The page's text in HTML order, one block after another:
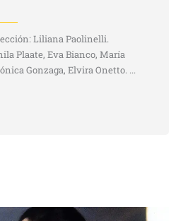
Liliana Paolinelli.
Plaate, Eva Bianco, María
Gonzaga, Elvira Onetto. ...